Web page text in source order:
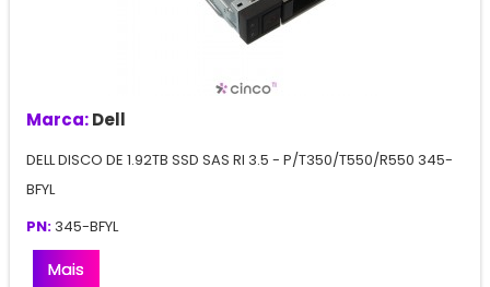
Marca:Dell
DELL DISCO DE 1.92TB SSD SAS RI 3.5 - P/T350/T550/R550 345-
BFYL
PN: 345-BFYL
Mais